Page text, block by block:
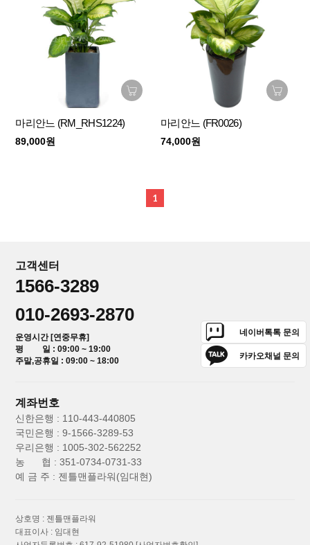
마리안느 (RM_RHS1224)
89,000원
마리안느 (FR0026)
74,000원
1
고객센터
1566-3289
010-2693-2870
운영시간 [연중무휴]
평 일 : 09:00 ~ 19:00
주말,공휴일 : 09:00 ~ 18:00
네이버톡톡 문의
카카오채널 문의
계좌번호
신한은행 : 110-443-440805
국민은행 : 9-1566-3289-53
우리은행 : 1005-302-562252
농 협 : 351-0734-0731-33
예 금 주 : 젠틀맨플라워(임대현)
상호명 : 젠틀맨플라워
대표이사 : 임대현